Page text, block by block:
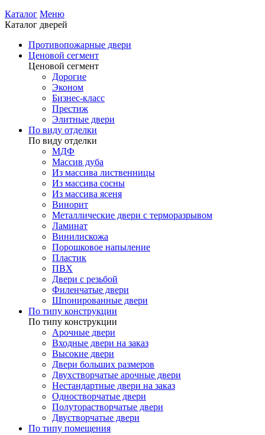
Каталог Меню
Каталог дверей
Противопожарные двери
Ценовой сегмент
Ценовой сегмент
Дорогие
Эконом
Бизнес-класс
Престиж
Элитные двери
По виду отделки
По виду отделки
МДФ
Массив дуба
Из массива лиственницы
Из массива сосны
Из массива ясеня
Винорит
Металлические двери с терморазрывом
Ламинат
Винилискожа
Порошковое напыление
Пластик
ПВХ
Двери с резьбой
Филенчатые двери
Шпонированные двери
По типу конструкции
По типу конструкции
Арочные двери
Входные двери на заказ
Высокие двери
Двери больших размеров
Двухстворчатые арочные двери
Нестандартные двери на заказ
Одностворчатые двери
Полуторастворчатые двери
Двустворчатые двери
По типу помещения